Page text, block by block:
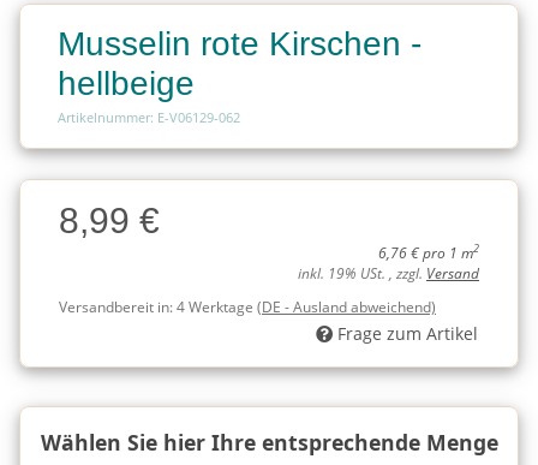
Musselin rote Kirschen -
hellbeige
Artikelnummer: E-V06129-062
Charge
Charge8,99 €
6,76 € pro 1 m2
inkl. 19% USt. , zzgl. Versand
Versandbereit in:4 Werktage (DE - Ausland abweichend)
Frage zum Artikel
Wählen Sie hier Ihre entsprechende Menge